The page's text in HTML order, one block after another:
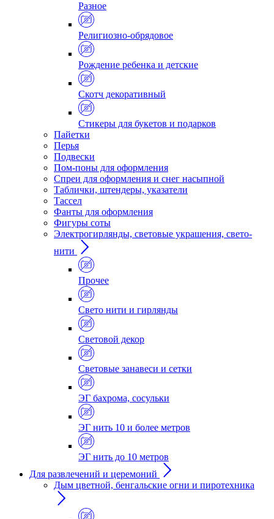
Разное
Религиозно-обрядовое
Рождение ребенка и детские
Скотч декоративный
Стикеры для букетов и подарков
Пайетки
Перья
Подвески
Пом-поны для оформления
Спреи для оформления и снег насыпной
Таблички, штендеры, указатели
Тассел
Фанты для оформления
Фигуры соты
Электрогирлянды, световые украшения, свето-
нити
Прочее
Свето нити и гирлянды
Световой декор
Световые занавеси и сетки
ЭГ бахрома, сосульки
ЭГ нить 10 и более метров
ЭГ нить до 10 метров
Для развлечений и церемоний
Дым цветной, бенгальские огни и пиротехника